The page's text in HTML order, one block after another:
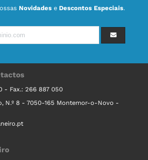
Novidades e Descontos Especiais.
- Fax.: 266 887 050
N.º 8 - 7050-165 Montemor-o-Novo -